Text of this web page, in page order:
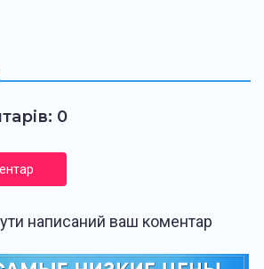
0
написаний ваш коментар